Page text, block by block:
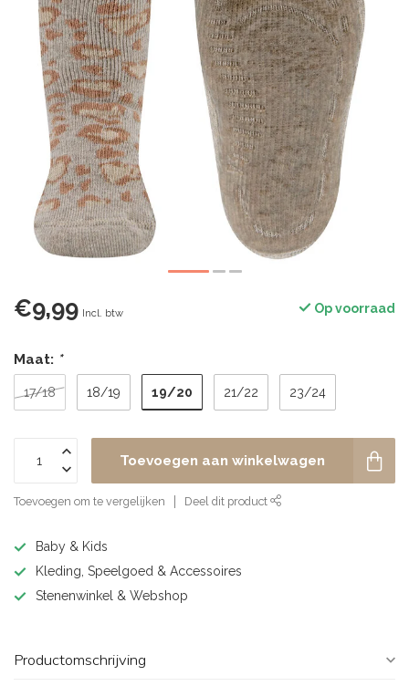
€9,99 Incl. btw Op voorraad
Maat: *
17/18 18/19 19/20 21/22 23/24
Toevoegen aan winkelwagen
Toevoegen om te vergelijken Deel dit product
Baby & Kids
Kleding, Speelgoed & Accessoires
Stenenwinkel & Webshop
Productomschrijving